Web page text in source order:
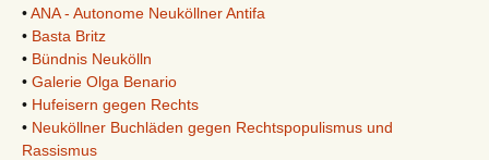
•ANA - Autonome Neuköllner Antifa
• Basta Britz
• Bündnis Neukölln
• Galerie Olga Benario
• Hufeisern gegen Rechts
• Neuköllner Buchläden gegen Rechtspopulismus und
Rassismus